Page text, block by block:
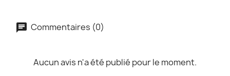
Commentaires (0)
Aucun avis n'a été publié pour le moment.